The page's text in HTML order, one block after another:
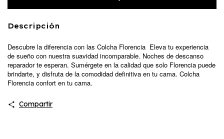
Descripción
Descubre la diferencia con las Colcha Florencia Eleva tu experiencia
de sueño con nuestra suavidad incomparable. Noches de descanso
reparador te esperan. Sumérgete en la calidad que solo Florencia puede
brindarte, y disfruta de la comodidad definitiva en tu cama. Colcha
Florencia confort en tu cama.
Compartir